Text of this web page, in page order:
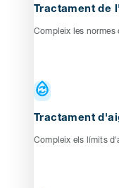
Tractament de
Compleix les normes
Tractament
Compleix els límits